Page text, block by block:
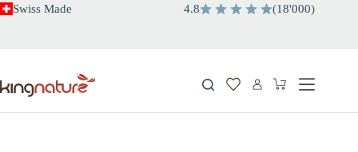
ZumSwiss Made 4.8 (18'000)
Warenkorb